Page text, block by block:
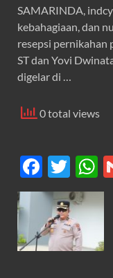
SAMARINDA,
kebahagiaan, dan
resepsi pernikahan
ST dan Yovi
digelar di …
0 total views
F
ac
e
b
o
T
w
itt
er
h
A